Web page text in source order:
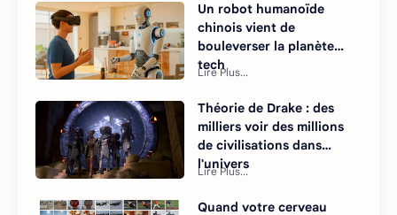
Un robot humanoïde
chinois vient de
bouleverser la planète
tech
Théorie de Drake : des
milliers voir des millions
de civilisations dans
l'univers
Quand votre cerveau